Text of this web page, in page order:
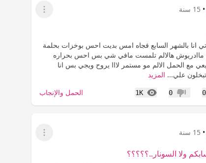
• 15 سنة
عرض القائمة
انا بالشهر السابع فجاه امس بديت احس بوخزات بحلمة
اليمين :44: ماادريوش هالالم تلمست مافي شي بس احس بحراره
مع الحمل الالم مو مستمر لااا يروح ويجي بس انا
علي... المزيد
0 عدم إعجاب
0
1K
المشاهدات الحمل والإنجاب
• 15 سنة
عرض القائمة
ولا السونار..؟؟؟؟؟